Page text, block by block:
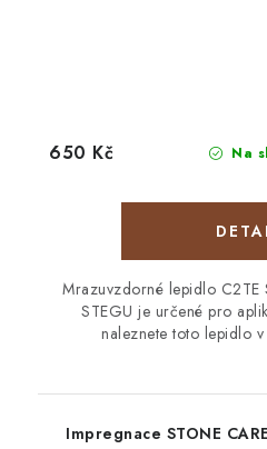
Na
650 Kč
Mrazuvzdorné lepidlo C2TE
STEGU je určené pro
naleznete toto lepidlo
Impregnace STONE